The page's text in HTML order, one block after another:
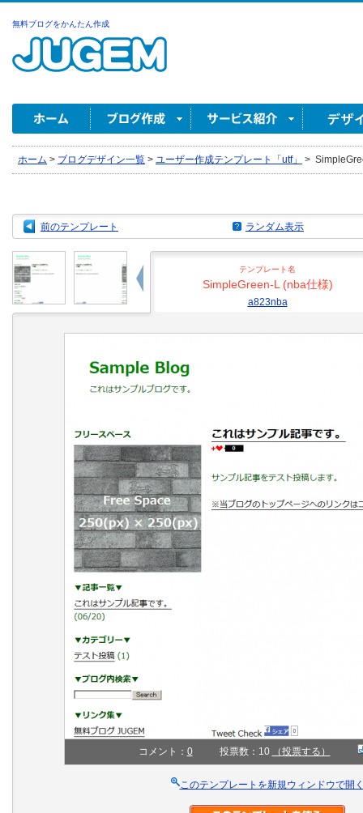
無料ブログをかんたん作成
ホーム > ブログデザイン一覧 > ユーザー作成テンプレート「utf」 >
前のテンプレート ランダム表示
テンプレート名
SimpleGreen-L (nba仕様)
a823nba
コメント： 0 投票数：10 （投票する）
このテンプレートを新規ウィンドウで開